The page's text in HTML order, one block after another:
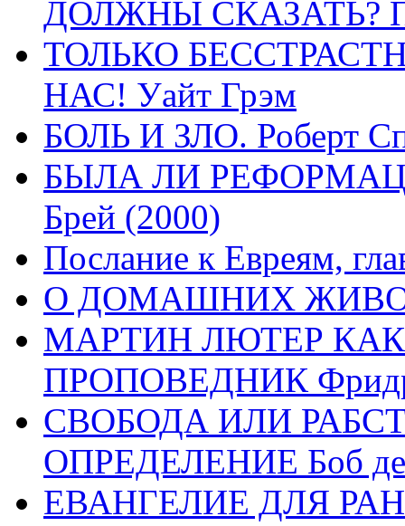
ДОЛЖНЫ СКАЗАТЬ?
ТОЛЬКО
НАС! Уайт Грэм
БОЛЬ И ЗЛО. Роберт
БЫЛА ЛИ
Брей (2000)
Послание к Евреям,
О ДОМАШНИХ
МАРТИН ЛЮТЕР
ПРОПОВЕДНИК
СВОБОДА ИЛИ
ОПРЕДЕЛЕНИЕ Боб де
ЕВАНГЕЛИЕ ДЛЯ